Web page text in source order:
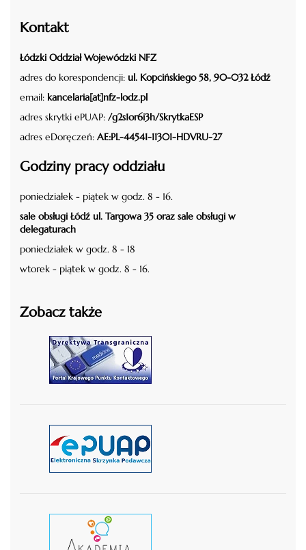
Kontakt
Łódzki Oddział Wojewódzki NFZ
adres do korespondencji: ul. Kopcińskiego 58, 90-032 Łódź
email: kancelaria[at]nfz-lodz.pl
adres skrytki ePUAP: /g2s1or6i3h/SkrytkaESP
adres eDoręczeń: AE:PL-44541-11301-HDVRU-27
Godziny pracy oddziału
poniedziałek - piątek w godz. 8 - 16.
sale obsługi Łódź ul. Targowa 35 oraz sale obsługi w
delegaturach
poniedziałek w godz. 8 - 18
wtorek - piątek w godz. 8 - 16.
Zobacz także
czytaj więcej
czytaj więcej